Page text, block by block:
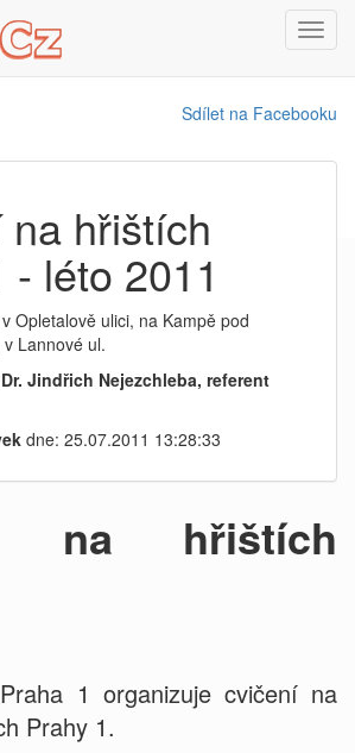
Sdílet na Facebooku
hřištích
- léto 2011
Opletalově ulici, na Kampě pod
Lannové ul.
Jindřich Nejezchleba, referent
dne: 25.07.2011 13:28:33
na hřištích
1 organizuje cvičení na
Prahy 1.